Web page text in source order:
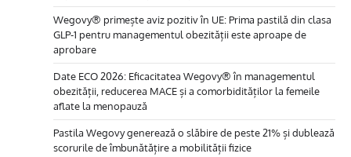
Wegovy® primește aviz pozitiv în UE: Prima pastilă din clasa
GLP-1 pentru managementul obezității este aproape de
aprobare
Date ECO 2026: Eficacitatea Wegovy® în managementul
obezității, reducerea MACE și a comorbidităților la femeile
aflate la menopauză
Pastila Wegovy generează o slăbire de peste 21% și dublează
scorurile de îmbunătățire a mobilității fizice